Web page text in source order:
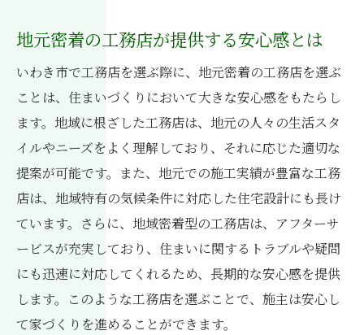
リフォームの新常識:地域素材を活かした快適空
間の提案
地元の素材を活かしたリフォームの利点
快適な住空間を実現するためのリフォーム
プラン
工務店による最新技術を取り入れたリフォ
ーム事例
地域に根ざしたリフォームのメリットと事
例
環境に優しいリフォームの選択肢と工務店
の役割
地元密着の工務店が提供する安心感とは
いわき市で工務店を選ぶ際に、地元密着の工務店を選ぶ
ことは、住まいづくりにおいて大きな安心感をもたらし
ます。地域に根ざした工務店は、地元の人々の生活スタ
イルやニーズをよく理解しており、それに応じた適切な
提案が可能です。また、地元での施工実績が豊富な工務
店は、地域特有の気候条件に対応した住宅設計にも長け
ています。さらに、地域密着型の工務店は、アフターサ
ービスが充実しており、住まいに関するトラブルや疑問
にも迅速に対応してくれるため、長期的な安心感を提供
します。このような工務店を選ぶことで、施主は安心し
て家づくりを進めることができます。